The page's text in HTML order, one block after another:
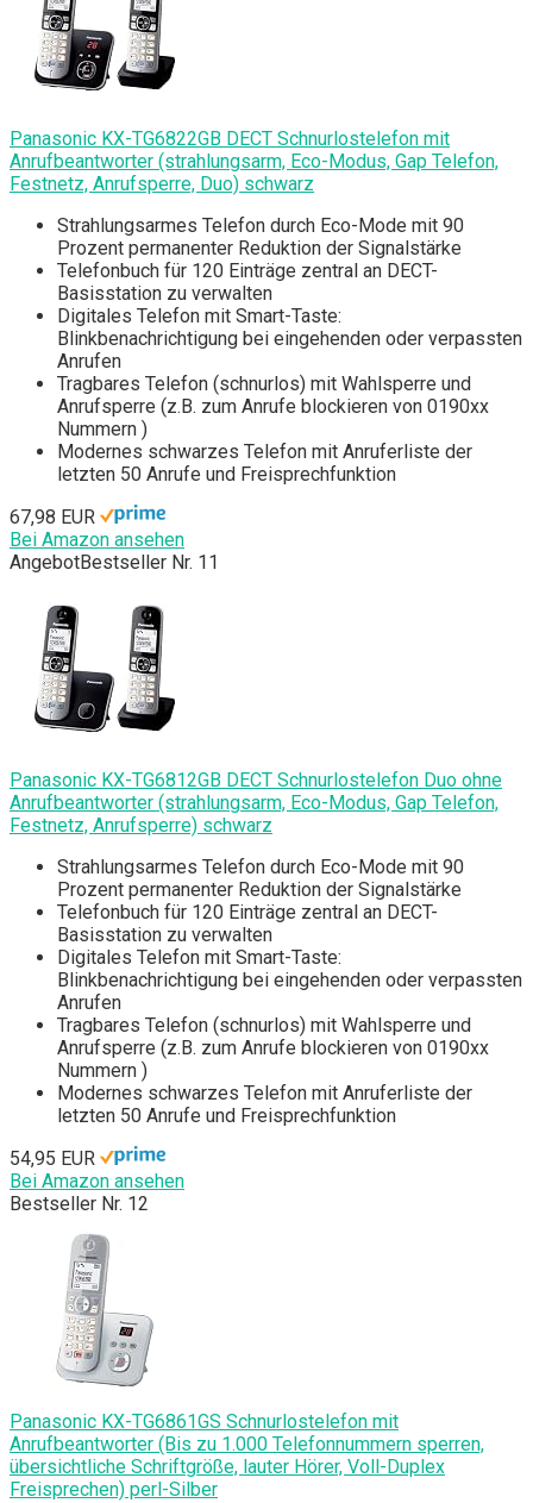
Panasonic KX-TG6822GB DECT Schnurlostelefon mit
Anrufbeantworter (strahlungsarm, Eco-Modus, Gap Telefon,
Festnetz, Anrufsperre, Duo) schwarz
Strahlungsarmes Telefon durch Eco-Mode mit 90
Prozent permanenter Reduktion der Signalstärke
Telefonbuch für 120 Einträge zentral an DECT-
Basisstation zu verwalten
Digitales Telefon mit Smart-Taste:
Blinkbenachrichtigung bei eingehenden oder verpassten
Anrufen
Tragbares Telefon (schnurlos) mit Wahlsperre und
Anrufsperre (z.B. zum Anrufe blockieren von 0190xx
Nummern )
Modernes schwarzes Telefon mit Anruferliste der
letzten 50 Anrufe und Freisprechfunktion
67,98 EUR
Bei Amazon ansehen
AngebotBestseller Nr. 11
Panasonic KX-TG6812GB DECT Schnurlostelefon Duo ohne
Anrufbeantworter (strahlungsarm, Eco-Modus, Gap Telefon,
Festnetz, Anrufsperre) schwarz
Strahlungsarmes Telefon durch Eco-Mode mit 90
Prozent permanenter Reduktion der Signalstärke
Telefonbuch für 120 Einträge zentral an DECT-
Basisstation zu verwalten
Digitales Telefon mit Smart-Taste:
Blinkbenachrichtigung bei eingehenden oder verpassten
Anrufen
Tragbares Telefon (schnurlos) mit Wahlsperre und
Anrufsperre (z.B. zum Anrufe blockieren von 0190xx
Nummern )
Modernes schwarzes Telefon mit Anruferliste der
letzten 50 Anrufe und Freisprechfunktion
54,95 EUR
Bei Amazon ansehen
Bestseller Nr. 12
Panasonic KX-TG6861GS Schnurlostelefon mit
Anrufbeantworter (Bis zu 1.000 Telefonnummern sperren,
übersichtliche Schriftgröße, lauter Hörer, Voll-Duplex
Freisprechen) perl-Silber